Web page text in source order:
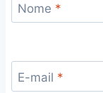
Nome *
E-mail *